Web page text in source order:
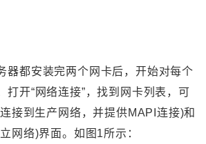
器都安装完两个网卡后，开始对每个
打开“网络连接”，找到网卡列表，可
接到生产网络，并提供MAPI连接)和
网络)界面。如图1所示：